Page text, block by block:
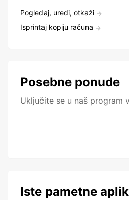
Pogledaj, uredi, otkaži
Isprintaj kopiju računa
Posebne ponude
Uključite se u naš program
Iste pametne